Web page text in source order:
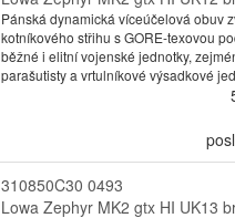
Pánská dynamická víceúčelová obuv
kotníkového střihu s GORE-texovou
běžné i elitní vojenské jednotky,
parašutisty a vrtulníkové výsadkové
310850C30 0493
Lowa Zephyr MK2 gtx HI UK13